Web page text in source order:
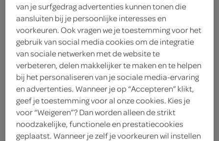
2.09 kies je SPAR
Spar muffin red velvet
130 Gram
2.25 kies je SPAR
van je surfgedrag advertenties kunnen tonen die
aansluiten bij je persoonlijke interesses en
voorkeuren. Ook vragen we je toestemming voor het
gebruik van social media cookies om de integratie
van sociale netwerken met de website te
verbeteren, delen makkelijker te maken en te helpen
bij het personaliseren van je sociale media-ervaring
en advertenties. Wanneer je op “Accepteren” klikt,
geef je toestemming voor al onze cookies. Kies je
voor “Weigeren”? Dan worden alleen de strikt
noodzakelijke, functionele en prestatiecookies
geplaatst. Wanneer je zelf je voorkeuren wil instellen